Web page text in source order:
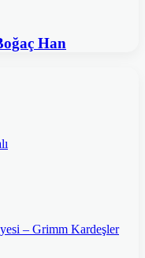
Han
– Grimm Kardeşler